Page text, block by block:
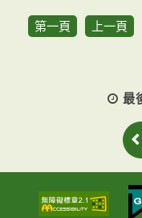
第一頁 上一頁
最